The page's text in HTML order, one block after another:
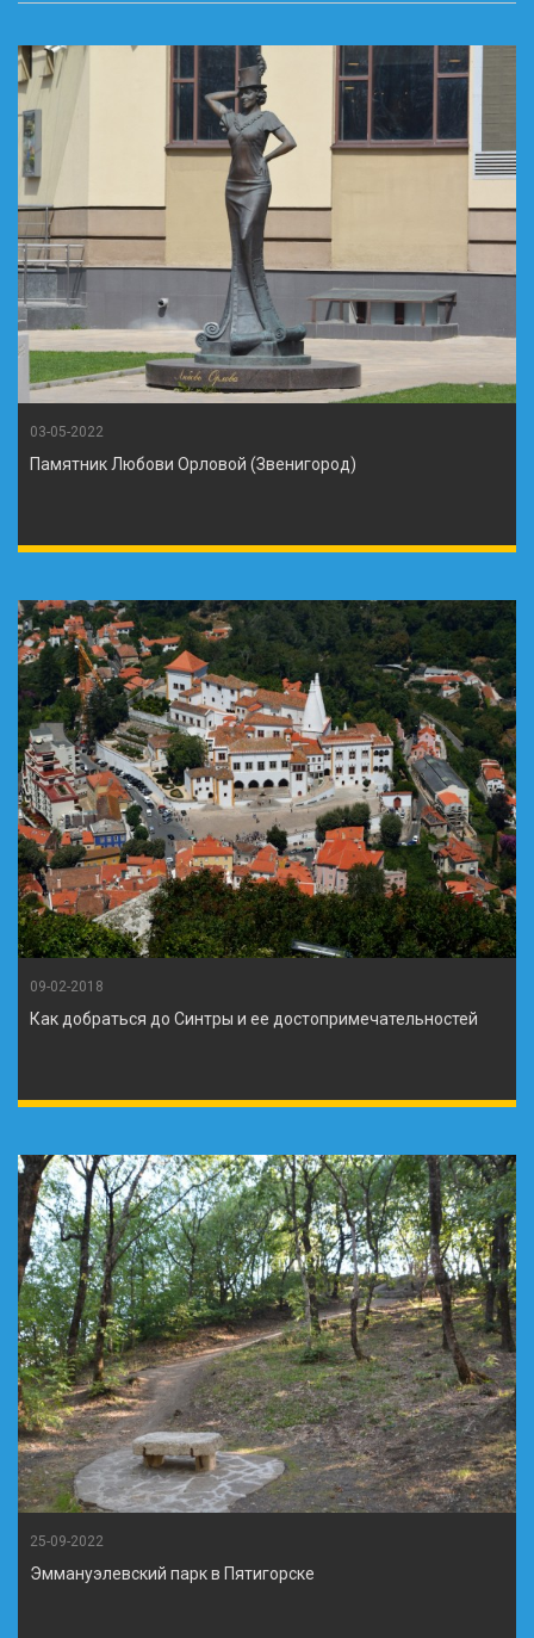
03-05-2022
Памятник Любови Орловой (Звенигород)
09-02-2018
Как добраться до Синтры и ее достопримечательностей
25-09-2022
Эммануэлевский парк в Пятигорске